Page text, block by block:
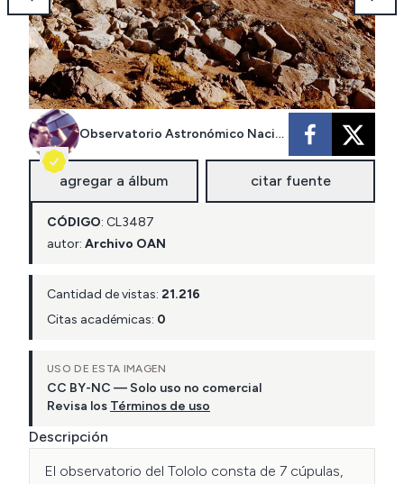
Observatorio Astronómico Nacional
agregar a álbum citar fuente
CÓDIGO: CL3487
autor: Archivo OAN
Cantidad de vistas: 21.216
Citas académicas: 0
USO DE ESTA IMAGEN
CC BY-NC — Solo uso no comercial
Revisa los Términos de uso
Descripción
El observatorio del Tololo consta de 7 cúpulas,